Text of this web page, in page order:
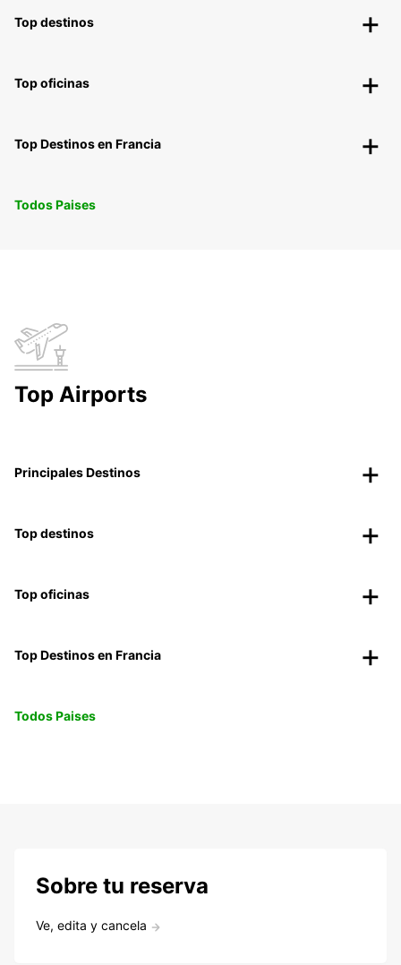
Top destinos
Top oficinas
Top Destinos en Francia
Todos Paises
Top Airports
Principales Destinos
Top destinos
Top oficinas
Top Destinos en Francia
Todos Paises
Sobre tu reserva
Ve, edita y cancela